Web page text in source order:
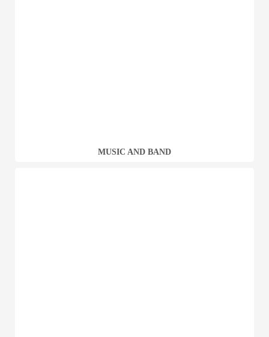
MUSIC AND BAND